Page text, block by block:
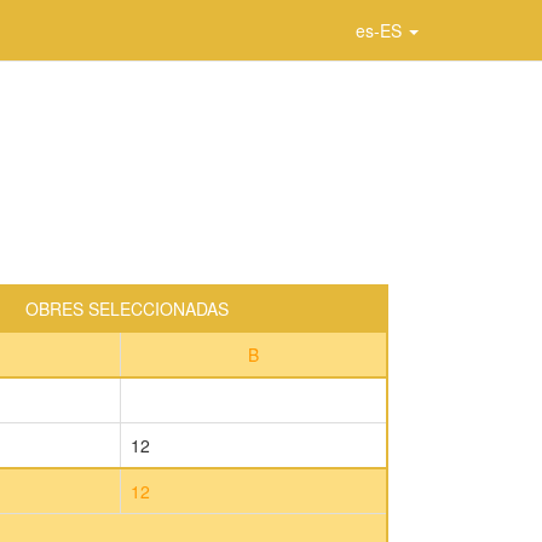
es-ES
OBRES SELECCIONADAS
B
12
12